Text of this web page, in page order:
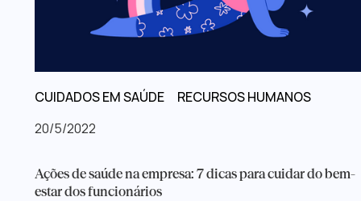
CUIDADOS EM SAÚDE
RECURSOS HUMANOS
20/5/2022
Ações de saúde na empresa: 7 dicas para cuidar do bem-
estar dos funcionários